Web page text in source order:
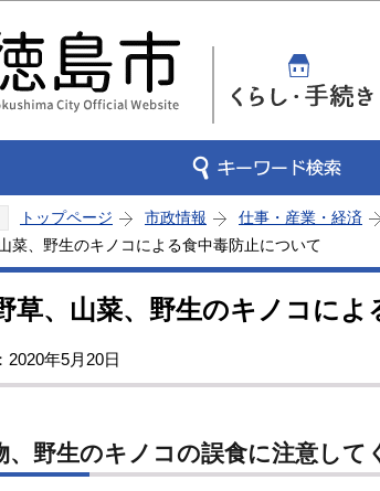
トップページ 市政情報 仕事・産業・経済
菜、野生のキノコによる食中毒防止について
草、山菜、野生のキノコによ
2020年5月20日
、野生のキノコの誤食に注意して